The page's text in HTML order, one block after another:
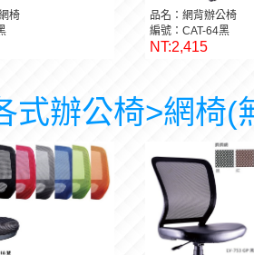
椅
品名：網背辦公椅
編號：CAT-64黑
NT:2,415
式辦公椅>網椅(